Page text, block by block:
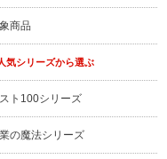
商品
気シリーズから選ぶ
ト100シリーズ
の魔法シリーズ